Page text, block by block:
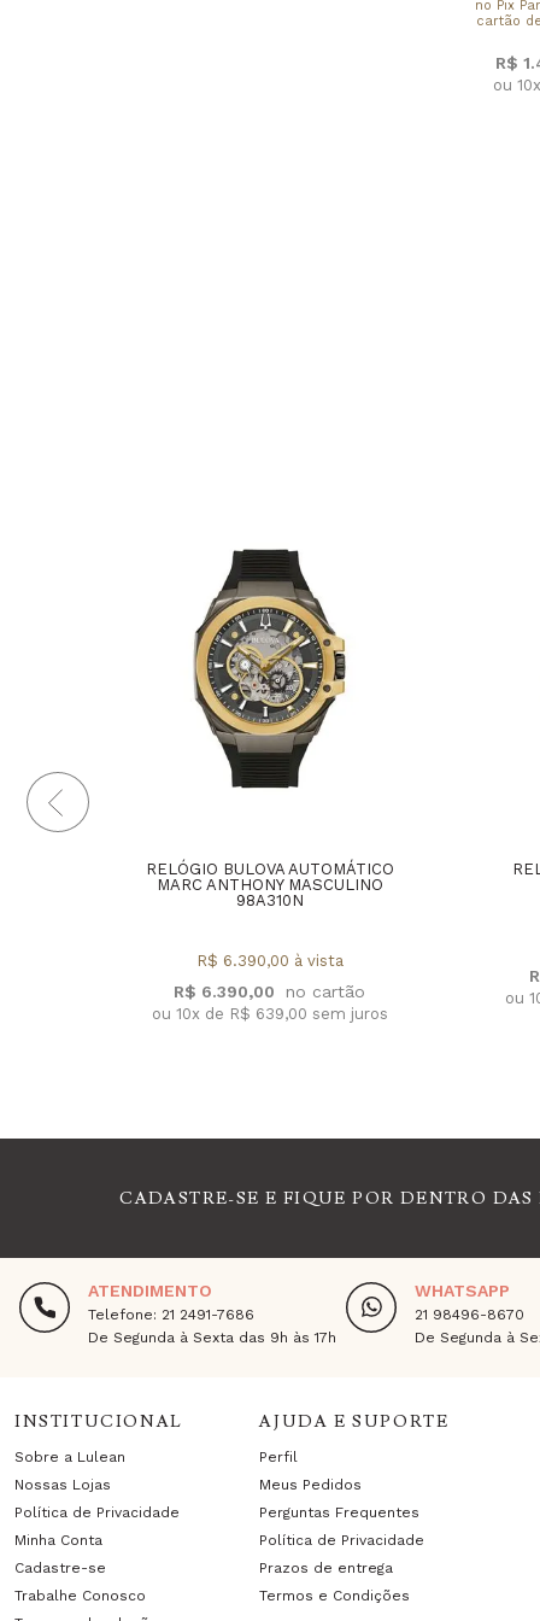
no Pix
cartão
R$
ou
RELÓGIO BULOVA AUTOMÁTICO
MARC ANTHONY MASCULINO
98A310N
R$ 6.390,00
R$ 6.390,00 à vista
ou 10x de R$ 639,00 sem juros
ou
CADASTRE-SE E FIQUE POR DENTRO
ATENDIMENTO
Telefone: 21 2491-7686
De Segunda à Sexta das 9h às 17h
WHATSAPP
21 98496-8670
De Segunda à
INSTITUCIONAL
Sobre a Lulean
Nossas Lojas
Política de Privacidade
Minha Conta
Cadastre-se
Trabalhe Conosco
AJUDA E SUPORTE
Perfil
Meus Pedidos
Perguntas Frequentes
Política de Privacidade
Prazos de entrega
Termos e Condições